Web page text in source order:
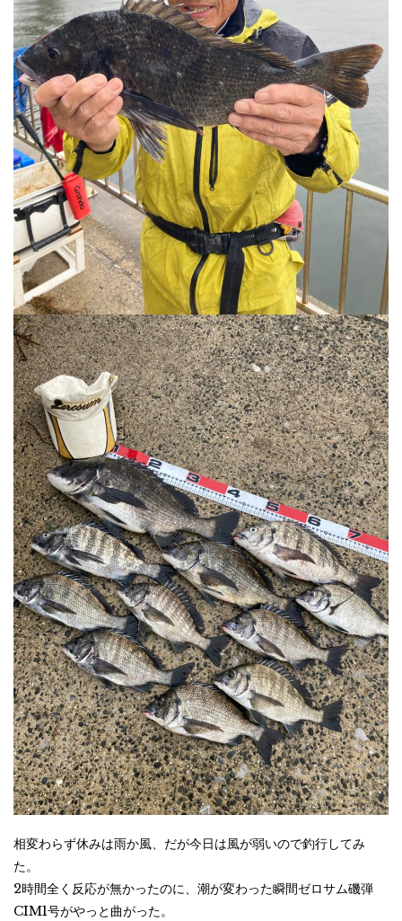
相変わらず休みは雨か風、だが今日は風が弱いので釣行してみ
た。
2時間全く反応が無かったのに、潮が変わった瞬間ゼロサム磯弾
CIM1号がやっと曲がった。